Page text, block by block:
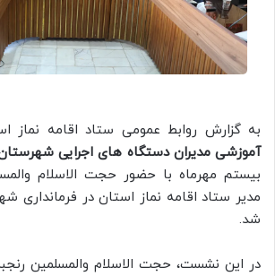
به گزارش روابط عمومی ستاد اقامه نماز
آموزشی مدیران دستگاه های اجرایی
بیستم مهرماه با حضور حجت الاسلام
مدیر ستاد اقامه نماز استان در فرمانداری
شد.
در این نشست، حجت الاسلام والمسلمین